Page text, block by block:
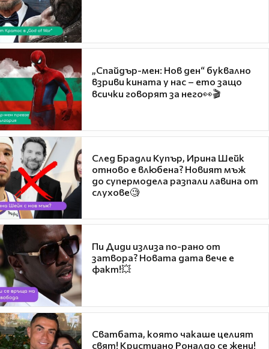
„Спайдър-мен: Нов ден“ буквално
взриви кината у нас – ето защо
всички говорят за него👀🎬
След Брадли Купър, Ирина Шейк
отново е влюбена? Новият мъж
до супермодела разпали лавина от
слухове🧐
Пи Диди излиза по-рано от
затвора? Новата дата вече е
факт!💥
Сватбата, която чакаше целият
свят! Кристиано Роналдо се жени!